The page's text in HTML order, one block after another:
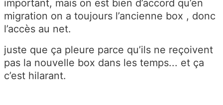
important, mais on est bien d’accord qu’en
migration on a toujours l’ancienne box , donc
l’accès au net.
juste que ça pleure parce qu’ils ne reçoivent
pas la nouvelle box dans les temps... et ça
c’est hilarant.